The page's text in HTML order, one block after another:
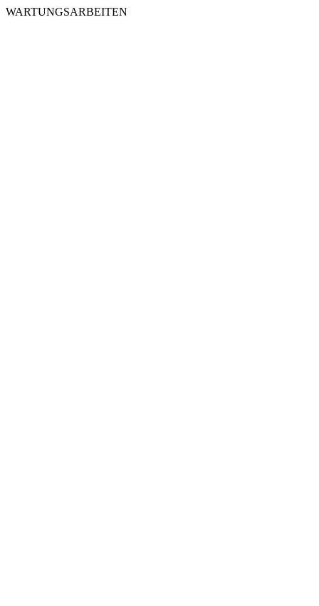
WARTUNGSARBEITEN